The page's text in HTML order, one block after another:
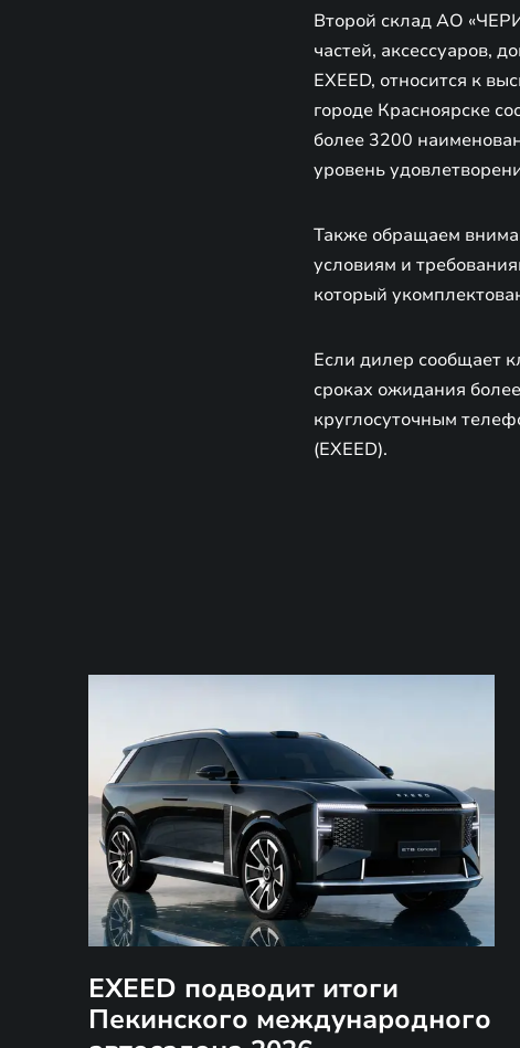
Второй склад АО
частей, аксессуаров,
EXEED, относится к
городе Красноярске
более 3200
уровень
Также обращаем
условиям и
который
Если дилер сообщает
сроках ожидания
круглосуточным
(EXEED).
EXEED подводит итоги
Пекинского международного